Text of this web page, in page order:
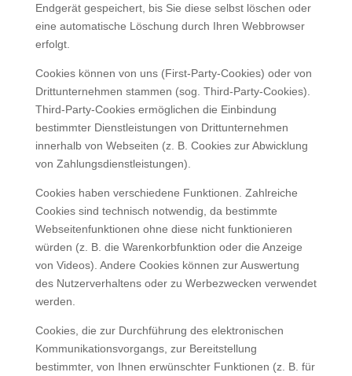
Endgerät gespeichert, bis Sie diese selbst löschen oder
eine automatische Löschung durch Ihren Webbrowser
erfolgt.
Cookies können von uns (First-Party-Cookies) oder von
Drittunternehmen stammen (sog. Third-Party-Cookies).
Third-Party-Cookies ermöglichen die Einbindung
bestimmter Dienstleistungen von Drittunternehmen
innerhalb von Webseiten (z. B. Cookies zur Abwicklung
von Zahlungsdienstleistungen).
Cookies haben verschiedene Funktionen. Zahlreiche
Cookies sind technisch notwendig, da bestimmte
Webseitenfunktionen ohne diese nicht funktionieren
würden (z. B. die Warenkorbfunktion oder die Anzeige
von Videos). Andere Cookies können zur Auswertung
des Nutzerverhaltens oder zu Werbezwecken verwendet
werden.
Cookies, die zur Durchführung des elektronischen
Kommunikationsvorgangs, zur Bereitstellung
bestimmter, von Ihnen erwünschter Funktionen (z. B. für